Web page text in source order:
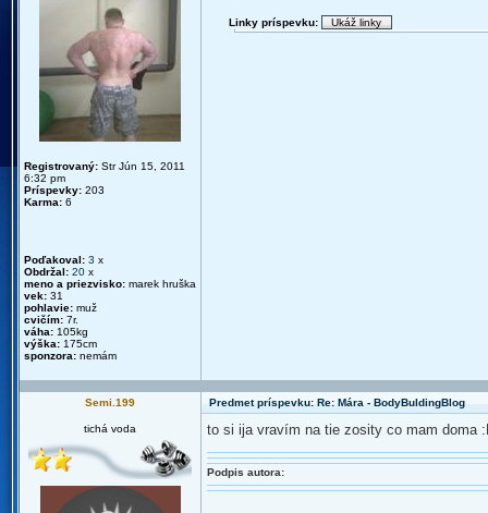
Registrovaný: Str Jún 15, 2011
6:32 pm
Príspevky: 203
Karma: 6
Poďakoval: 3 x
Obdržal: 20 x
meno a priezvisko: marek hruška
vek: 31
pohlavie: muž
cvičím: 7r.
váha: 105kg
výška: 175cm
sponzora: nemám
Linky príspevku:
Semi.199 Predmet príspevku: Re: Mára - BodyBuldingBlog
tichá voda to si ija vravím na tie zosity co mam doma
Podpis autora: